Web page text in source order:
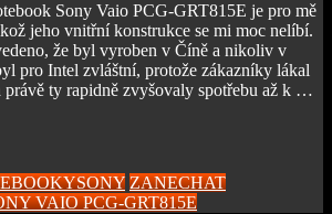
Sony Vaio PCG-GRT815E je pro mě
jeho vnitřní konstrukce se mi moc nelíbí.
že byl vyroben v Číně a nikoliv v
pro Intel zvláštní, protože zákazníky lákal
právě ty rapidně zvyšovaly spotřebu až k …
SONY ZANECHAT
VAIO PCG-GRT815E